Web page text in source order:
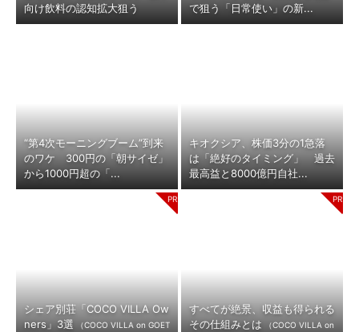
向け飲料の認知拡大狙う
で狙う「日常使い」の新...
“第4次モーニングブーム”到来
のワケ 300円の「朝サイゼ」
から1000円超の「...
キオクシア、株価3分の1急落
は「絶好のタイミング」 過去
最高益と8000億円自社...
シェア別荘「COCO VILLA Ow
ners」3選
（COCO VILLA on GOET
すべてが絶景、収益も得られる
その仕組みとは
（COCO VILLA on